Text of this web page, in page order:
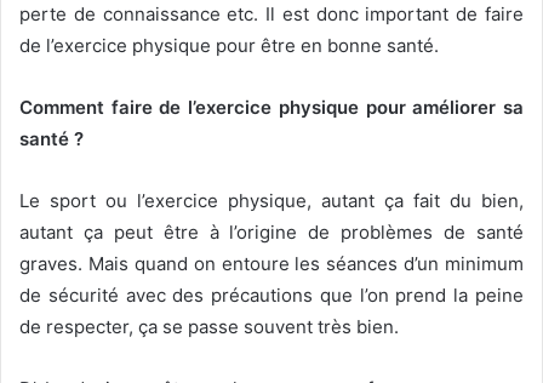
perte de connaissance etc. Il est donc important de faire
de l’exercice physique pour être en bonne santé.
Comment faire de l’exercice physique pour améliorer sa
santé ?
Le sport ou l’exercice physique, autant ça fait du bien,
autant ça peut être à l’origine de problèmes de santé
graves. Mais quand on entoure les séances d’un minimum
de sécurité avec des précautions que l’on prend la peine
de respecter, ça se passe souvent très bien.